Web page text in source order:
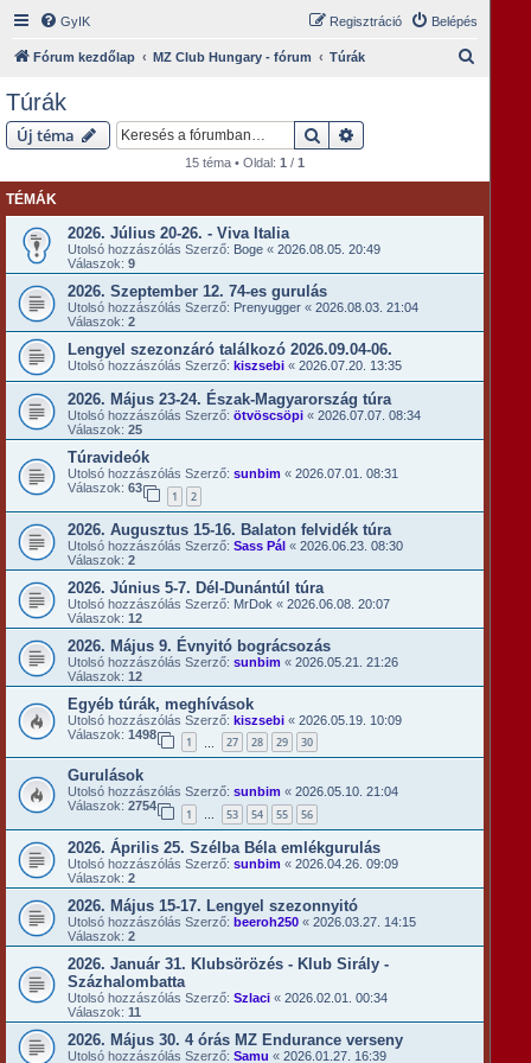
GyIK Belépés
Regisztráció
Fórum kezdőlap MZ Club Hungary - fórum Túrák
Túrák
Új téma Keresés
15 téma • Oldal:1 /1
TÉMÁK
2026. Július 20-26. - Viva Italia
Utolsó hozzászólás Szerző: Boge « 2026.08.05. 20:49
Válaszok: 9
2026. Szeptember 12. 74-es gurulás
Utolsó hozzászólás Szerző: Prenyugger « 2026.08.03. 21:04
Válaszok: 2
Lengyel szezonzáró találkozó 2026.09.04-06.
Utolsó hozzászólás Szerző: kiszsebi « 2026.07.20. 13:35
2026. Május 23-24. Észak-Magyarország túra
Utolsó hozzászólás Szerző: ötvöscsöpi « 2026.07.07. 08:34
Válaszok: 25
Túravideók
Utolsó hozzászólás Szerző: sunbim « 2026.07.01. 08:31
Válaszok: 63
1 2
2026. Augusztus 15-16. Balaton felvidék túra
Utolsó hozzászólás Szerző: Sass Pál « 2026.06.23. 08:30
Válaszok: 2
2026. Június 5-7. Dél-Dunántúl túra
Utolsó hozzászólás Szerző: MrDok « 2026.06.08. 20:07
Válaszok: 12
2026. Május 9. Évnyitó bográcsozás
Utolsó hozzászólás Szerző: sunbim « 2026.05.21. 21:26
Válaszok: 12
Egyéb túrák, meghívások
Utolsó hozzászólás Szerző: kiszsebi « 2026.05.19. 10:09
Válaszok: 1498
1 27 28 29 30
Gurulások
Utolsó hozzászólás Szerző: sunbim « 2026.05.10. 21:04
Válaszok: 2754
1 … 53 54 55 56
2026. Április 25. Szélba Béla emlékgurulás
Utolsó hozzászólás Szerző: sunbim « 2026.04.26. 09:09
Válaszok: 2
2026. Május 15-17. Lengyel szezonnyitó
Utolsó hozzászólás Szerző: beeroh250 « 2026.03.27. 14:15
Válaszok: 2
2026. Január 31. Klubsörözés - Klub Sirály -
Százhalombatta
Utolsó hozzászólás Szerző: Szlaci « 2026.02.01. 00:34
Válaszok: 11
2026. Május 30. 4 órás MZ Endurance verseny
Utolsó hozzászólás Szerző: Samu « 2026.01.27. 16:39